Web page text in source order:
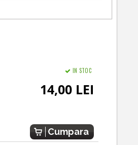
IN STOC
14,00 LEI
Cumpara